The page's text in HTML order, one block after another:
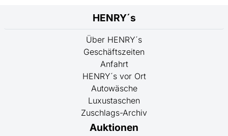
HENRY´s
Über HENRY´s
Geschäftszeiten
Anfahrt
HENRY´s vor Ort
Autowäsche
Luxustaschen
Zuschlags-Archiv
Auktionen